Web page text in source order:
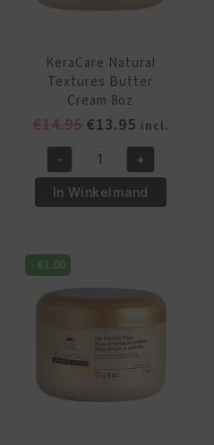
KeraCare Natural
Textures Butter
Cream 8oz
€14.95 Oorspronkelijke
was:
€14.95.
€13.95Huidige
prijs
is:
€13.95.
incl.
KeraCare
Natural
Textures
Cream
8oz
aantal
- +
In Winkelmand
-€1.00